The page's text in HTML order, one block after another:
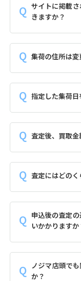
サイトに掲載
きますか？
集荷の住所は変
指定した集荷
査定後、買取
査定にはどの
申込後の査定
いかかりますか
ノジマ店頭で
か？